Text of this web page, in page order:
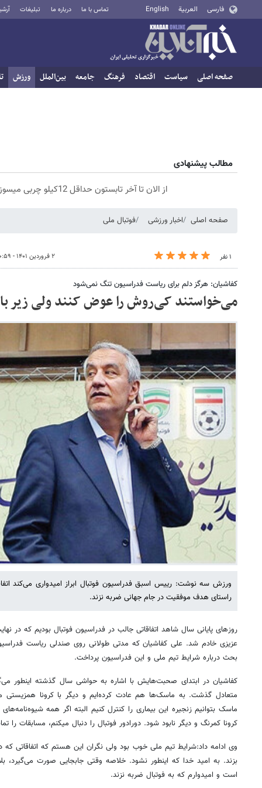
فارسی العربية English تماس با ما درباره ما تبلیغات
صفحه اصلی سیاست اقتصاد فرهنگ جامعه بین‌الملل ورزش
مطالب پیشنهادی
از الان تا آخر تابستون حداقل 12کیلو چربی میسوزونی🧨
صفحه اصلی اخبار ورزشی فوتبال ملی
۱ نفر ۲ فروردین ۱۴۰۱ - ۱۰:۵۹
کفاشیان: هرگز دلم برای ریاست فدراسیون تنگ نمی‌شود
می‌خواستند کی‌روش را عوض کنند ولی زیر
ورزش سه نوشت: رییس اسبق فدراسیون فوتبال ابراز امیدواری می‌کند
راستای هدف موفقیت‌ در جام جهانی ضربه نزند.
روزهای پایانی سال شاهد اتفاقاتی جالب در فدراسیون فوتبال بودیم که در
عزیزی خادم شد. علی کفاشیان که مدتی طولانی روی صندلی ریاست
بحث درباره شرایط تیم ملی و این فدراسیون پرداخت.
کفاشیان در ابتدای صحبت‌هایش با اشاره به حواشی سال گذشته اینطور
متعادل گذشت. به ماسک‌ها هم عادت کرده‌ایم و دیگر با کرونا همزیستی
ماسک بتوانیم زنجیره این بیماری را کنترل کنیم البته اگر همه
کرونا کمرنگ و دیگر نابود شود. دورادور فوتبال را دنبال میکنم، مسابقات را
وی ادامه داد:شرایط تیم ملی خوب بود ولی نگران این هستم که اتفاقاتی
بزند. به امید خدا که اینطور نشود. خلاصه وقتی جابجایی صورت می‌گیرد،
است و امیدوارم که به فوتبال ضربه نزند.